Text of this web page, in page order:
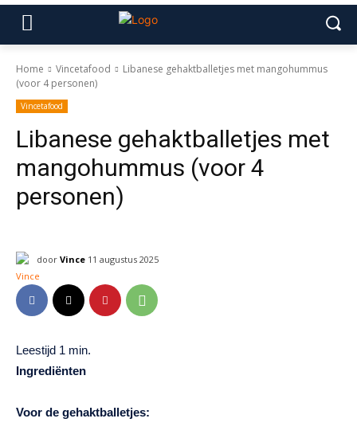
Home Vincetafood
Libanese gehaktballetjes met mangohummus
(voor 4 personen)
Vincetafood
Libanese gehaktballetjes met
mangohummus (voor 4
personen)
door Vince 11 augustus 2025
Ingrediënten
Voor de gehaktballetjes: